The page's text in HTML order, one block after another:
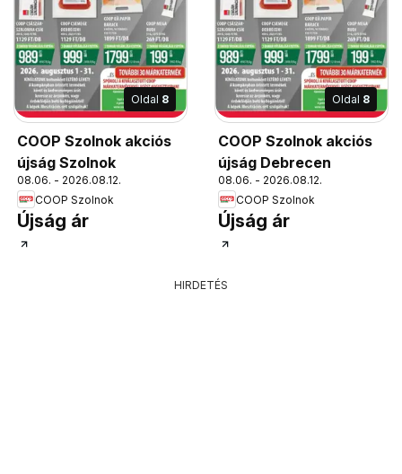
Oldal 8
COOP Szolnok akciós
újság Szolnok
08.06. - 2026.08.12.
COOP Szolnok
Újság ár
Oldal 8
COOP Szolnok akciós
újság Debrecen
08.06. - 2026.08.12.
COOP Szolnok
Újság ár
HIRDETÉS